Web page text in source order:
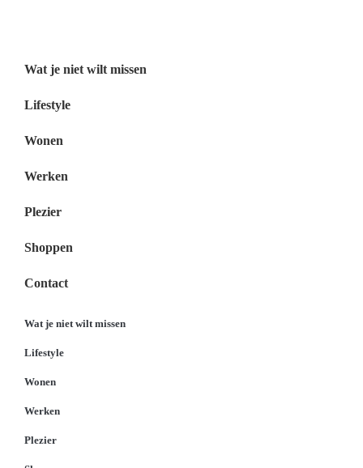
Wat je niet wilt missen
Lifestyle
Wonen
Werken
Plezier
Shoppen
Contact
Wat je niet wilt missen
Lifestyle
Wonen
Werken
Plezier